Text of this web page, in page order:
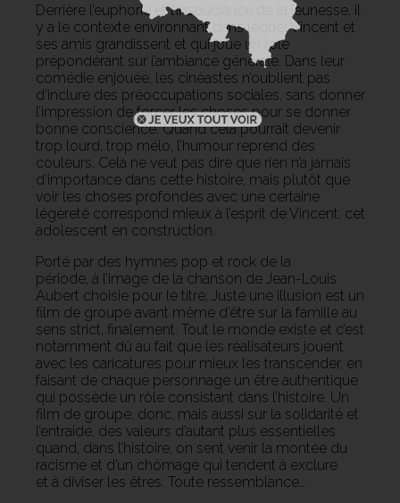
Derrière l’euphorie et l’insouciance de la jeunesse, il
y a le contexte environnant dans lequel Vincent et
ses amis grandissent et qui joue un rôle
prépondérant sur l’ambiance générale. Dans leur
comédie enjouée, les cinéastes n’oublient pas
d’inclure des préoccupations sociales, sans donner
l’impression de forcer les choses pour se donner
bonne conscience. Quand cela pourrait devenir
trop lourd, trop mélo, l’humour reprend des
couleurs. Cela ne veut pas dire que rien n’a jamais
d’importance dans cette histoire, mais plutôt que
voir les choses profondes avec une certaine
légèreté correspond mieux à l’esprit de Vincent, cet
adolescent en construction.
Porté par des hymnes pop et rock de la
période, à l’image de la chanson de Jean-Louis
Aubert choisie pour le titre, Juste une illusion est un
film de groupe avant même d’être sur la famille au
sens strict, finalement. Tout le monde existe et c’est
notamment dû au fait que les réalisateurs jouent
avec les caricatures pour mieux les transcender, en
faisant de chaque personnage un être authentique
qui possède un rôle consistant dans l’histoire. Un
film de groupe, donc, mais aussi sur la solidarité et
l’entraide, des valeurs d’autant plus essentielles
quand, dans l’histoire, on sent venir la montée du
racisme et d’un chômage qui tendent à exclure
et à diviser les êtres. Toute ressemblance…